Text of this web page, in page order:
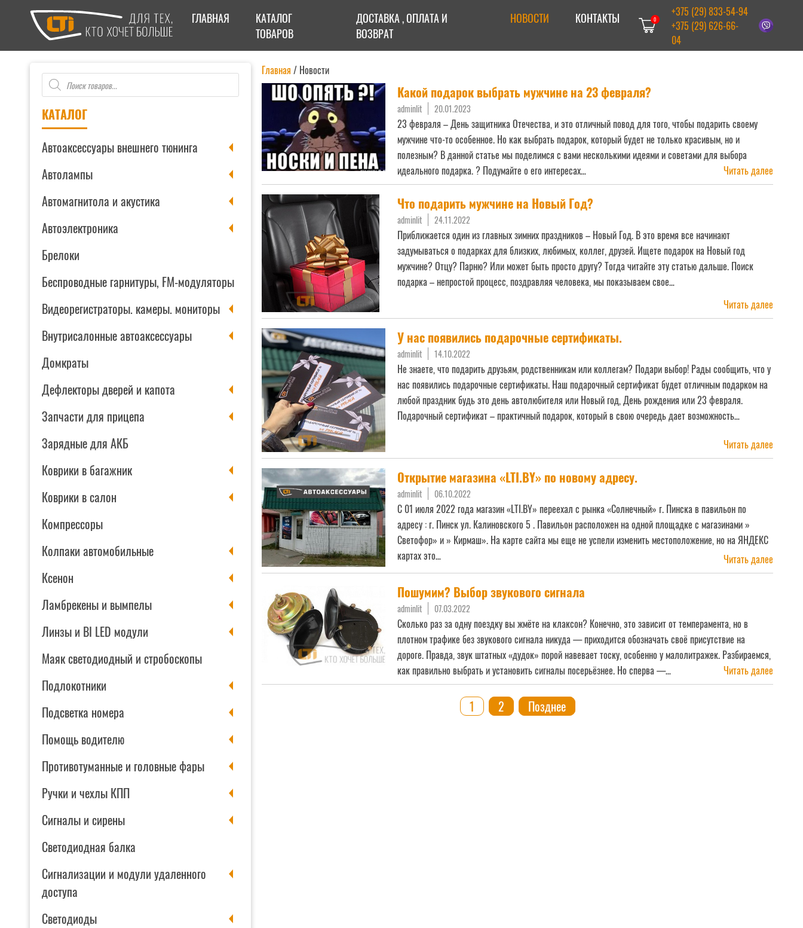
ГЛАВНАЯ
КАТАЛОГ
ТОВАРОВ
ДОСТАВКА , ОПЛАТА И
ВОЗВРАТ
НОВОСТИ КОНТАКТЫ 0
+375 (29) 833-54-94
+375 (29) 626-66-
04
Поиск
товаров
КАТАЛОГ
Автоаксессуары внешнего тюнинга
Автолампы
Автомагнитола и акустика
Автоэлектроника
Брелоки
Беспроводные гарнитуры, FM-модуляторы
Видеорегистраторы. камеры. мониторы
Внутрисалонные автоаксессуары
Домкраты
Дефлекторы дверей и капота
Запчасти для прицепа
Зарядные для АКБ
Коврики в багажник
Коврики в салон
Компрессоры
Колпаки автомобильные
Ксенон
Ламбрекены и вымпелы
Линзы и BI LED модули
Маяк светодиодный и стробоскопы
Подлокотники
Подсветка номера
Помощь водителю
Противотуманные и головные фары
Ручки и чехлы КПП
Сигналы и сирены
Светодиодная балка
Сигнализации и модули удаленного
доступа
Светодиоды
Главная / Новости
Какой подарок выбрать мужчине на 23 февраля?
adminlit 20.01.2023
23 февраля – День защитника Отечества, и это отличный повод для того, чтобы подарить своему
мужчине что-то особенное. Но как выбрать подарок, который будет не только красивым, но и
полезным? В данной статье мы поделимся с вами несколькими идеями и советами для выбора
идеального подарка. ? Подумайте о его интересах…
Читать далее
Что подарить мужчине на Новый Год?
adminlit 24.11.2022
Приближается один из главных зимних праздников – Новый Год. В это время все начинают
задумываться о подарках для близких, любимых, коллег, друзей. Ищете подарок на Новый год
мужчине? Отцу? Парню? Или может быть просто другу? Тогда читайте эту статью дальше. Поиск
подарка – непростой процесс, поздравляя человека, мы показываем свое…
Читать далее
У нас появились подарочные сертификаты.
adminlit 14.10.2022
Не знаете, что подарить друзьям, родственникам или коллегам? Подари выбор! Рады сообщить, что у
нас появились подарочные сертификаты. Наш подарочный сертификат будет отличным подарком на
любой праздник будь это день автолюбителя или Новый год, День рождения или 23 февраля.
Подарочный сертификат – практичный подарок, который в свою очередь дает возможность…
Читать далее
Открытие магазина «LTI.BY» по новому адресу.
adminlit 06.10.2022
С 01 июля 2022 года магазин «LTI.BY» переехал с рынка «Солнечный» г. Пинска в павильон по
адресу : г. Пинск ул. Калиновского 5 . Павильон расположен на одной площадке с магазинами »
Светофор» и » Кирмаш». На карте сайта мы еще не успели изменить местоположение, но на ЯНДЕКС
картах это…
Читать далее
Пошумим? Выбор звукового сигнала
adminlit 07.03.2022
Сколько раз за одну поездку вы жмёте на клаксон? Конечно, это зависит от темперамента, но в
плотном трафике без звукового сигнала никуда — приходится обозначать своё присутствие на
дороге. Правда, звук штатных «дудок» порой навевает тоску, особенно у малолитражек. Разбираемся,
как правильно выбрать и установить сигналы посерьёзнее. Но сперва —…
Читать далее
1 2 Позднее